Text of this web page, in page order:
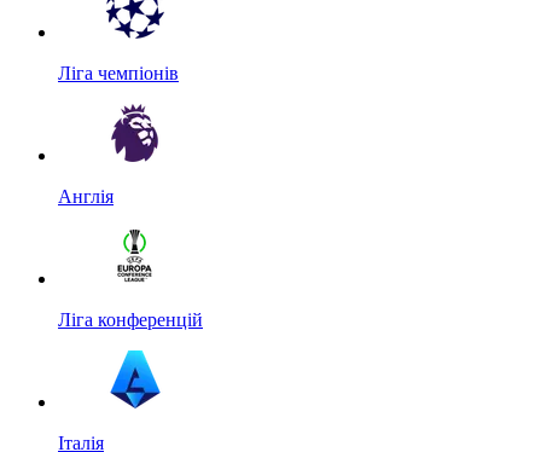
Ліга чемпіонів
Англія
Ліга конференцій
Італія